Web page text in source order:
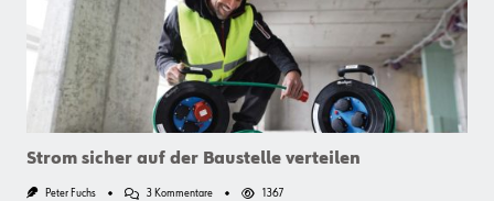
Strom sicher auf der Baustelle verteilen
Peter Fuchs 3 KommentareZu
1367